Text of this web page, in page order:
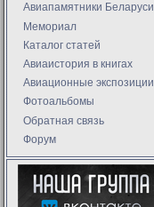
Авиапамятники Беларуси
Мемориал
Каталог статей
Авиаистория в книгах
Авиационные экспозиции
Фотоальбомы
Обратная связь
Форум